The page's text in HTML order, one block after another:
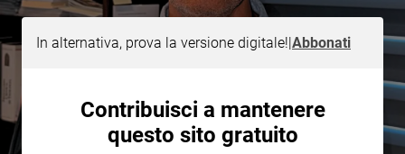
Bioetica
In alternativa, prova la versione digitale!|Abbonati
Contribuisci a mantenere
questo sito gratuito